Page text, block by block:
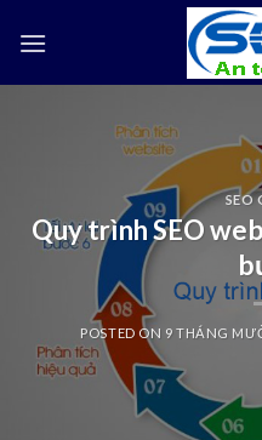
SEO
Quy trình SEO
POSTED ON 9 THÁNG